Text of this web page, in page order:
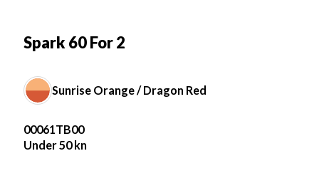
Spark 60 For 2
Sunrise Orange / Dragon Red
00061TB00
Under 50 kn